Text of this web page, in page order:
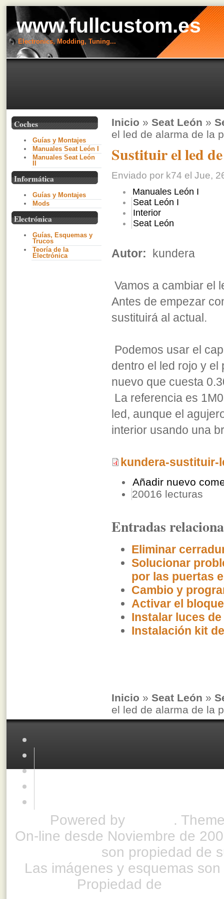
www.fullcustom.es
Electronics, Modding, Tuning...
Coches
Guías y Montajes
Manuales Seat León I
Manuales Seat León
Informática
Guías y Montajes
Mods
Electrónica
Guías, Esquemas y
Trucos
Teoría de la
Electrónica
Inicio » Seat León »
el led de alarma de la
Sustituir el led
Enviado por k74 el Jue,
Manuales León I
Seat León I
Interior
Seat León
Autor: kundera
Vamos a cambiar el
Antes de empezar
sustituirá al actual.
Podemos usar el
dentro el led rojo y el
nuevo que cuesta
La referencia es
led, aunque el
interior usando una
kundera-sustituir-
Añadir nuevo
20016 lecturas
Entradas
Eliminar
Solucionar
por las puertas
Cambio y
Activar el
Instalar luces
Instalación kit
Inicio » Seat León »
el led de alarma de la
Powered by
.
On-line desde Noviembre de
son propiedad de
Las imágenes y esquemas
Propiedad de